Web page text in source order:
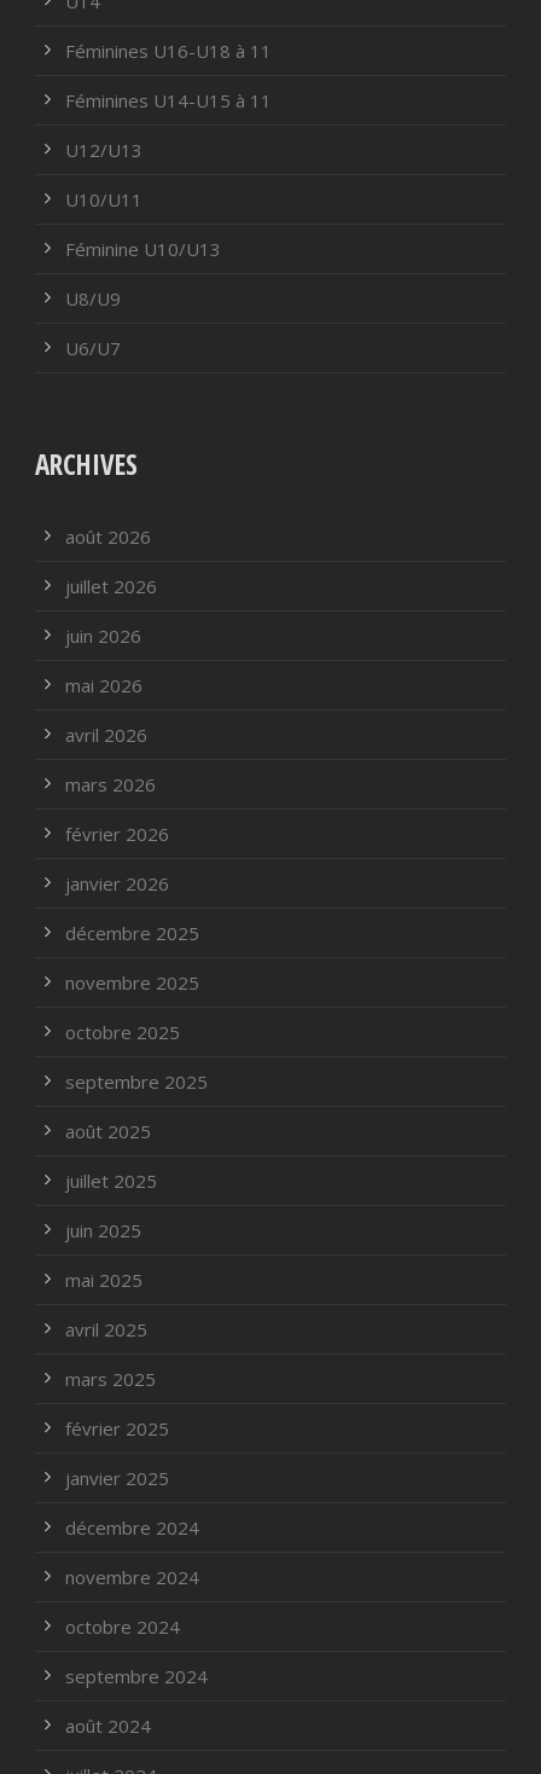
Féminines U16-U18 à 11
Féminines U14-U15 à 11
U12/U13
U10/U11
Féminine U10/U13
U8/U9
U6/U7
ARCHIVES
août 2026
juillet 2026
juin 2026
mai 2026
avril 2026
mars 2026
février 2026
janvier 2026
décembre 2025
novembre 2025
octobre 2025
septembre 2025
août 2025
juillet 2025
juin 2025
mai 2025
avril 2025
mars 2025
février 2025
janvier 2025
décembre 2024
novembre 2024
octobre 2024
septembre 2024
août 2024